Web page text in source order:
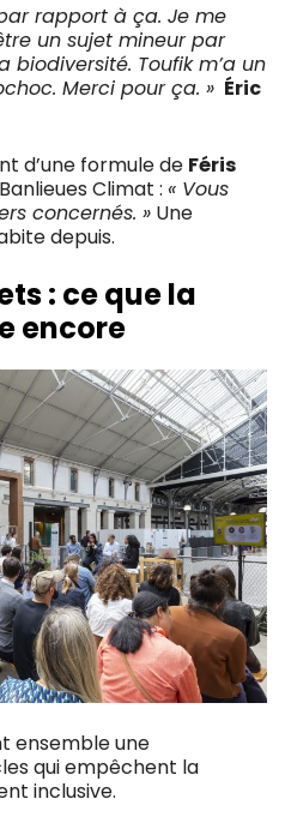
rapport à ça. Je me
un sujet mineur par
Toufik m’a un
Merci pour ça. » Éric
d’une formule de Féris
Climat : « Vous
concernés. » Une
depuis.
: ce que la
encore
ensemble une
qui empêchent la
inclusive.